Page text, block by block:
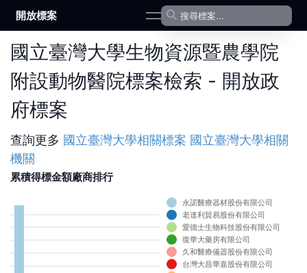
開放標案 open navigation menu
國立臺灣大學生物資源暨農學院
附設動物醫院標案檢索 - 開放政
府標案
查詢更多 國立臺灣大學相關標案 國立臺灣大學相關
機關
累積得標金額廠商排行
永諾醫療器材股份有限公司
老達利貿易股份有限公司
愛德士生物科技股份有限公司
復華大藥房有限公司
久和醫療儀器股份有限公司
台灣大昌華嘉股份有限公司